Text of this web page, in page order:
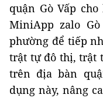
quận Gò Vấp
MiniApp zalo
phường để tiếp
trật tự đô thị, trật
trên địa bàn
dụng này, nâng